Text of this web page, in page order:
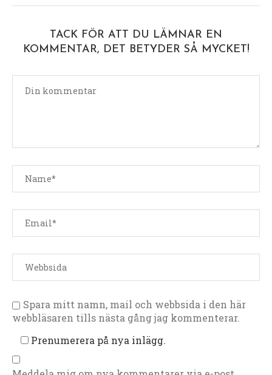
TACK FÖR ATT DU LÄMNAR EN
KOMMENTAR, DET BETYDER SÅ MYCKET!
Spara mitt namn, mail och webbsida i den här
webbläsaren tills nästa gång jag kommenterar.
Prenumerera på nya inlägg.